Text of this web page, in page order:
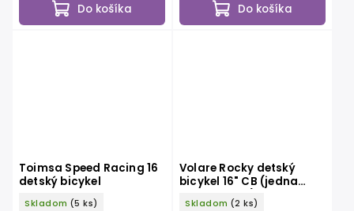
Do košíka Do košíka
Toimsa Speed Racing 16
detský bicykel
Skladom (5 ks)
Volare Rocky detský
bicykel 16" CB (jedna
ručná brzda), červený
Skladom (2 ks)